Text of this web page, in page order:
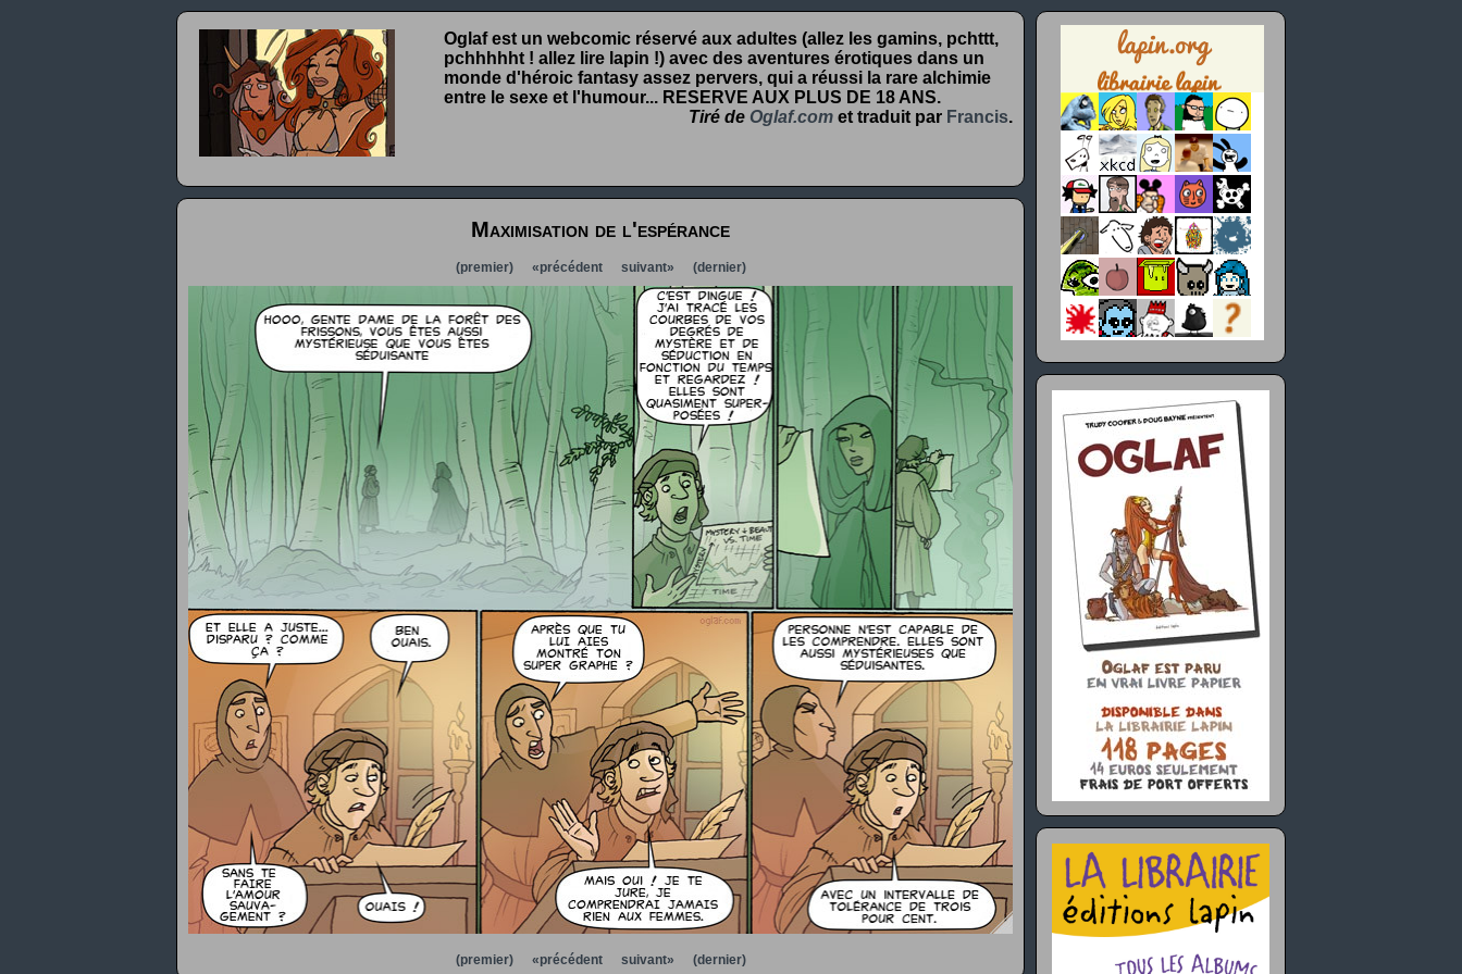
Oglaf est un webcomic réservé aux adultes (allez les gamins, pchttt,
pchhhhht ! allez lire lapin !) avec des aventures érotiques dans un
monde d'héroic fantasy assez pervers, qui a réussi la rare alchimie
entre le sexe et l'humour... RESERVE AUX PLUS DE 18 ANS.
Tiré de Oglaf.com et traduit par Francis.
Maximisation de l'espérance
(premier) «précédent suivant» (dernier)
(premier) «précédent suivant» (dernier)